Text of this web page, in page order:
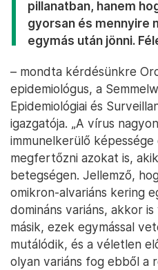
pillanatban, hanem
gyorsan és mennyire
egymás után jönni.
– mondta kérdésünkre
epidemiológus, a
Epidemiológiai és
igazgatója. „A vírus
immunelkerülő
megfertőzni azokat is,
betegségen. Jellemző,
omikron-alvariáns kering
domináns variáns, akkor
másik, ezek egymással
mutálódik, és a véletlen
olyan variáns fog ebből a